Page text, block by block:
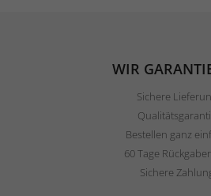
WIR
Sichere
Bestellen ganz
60 Tage
Sichere